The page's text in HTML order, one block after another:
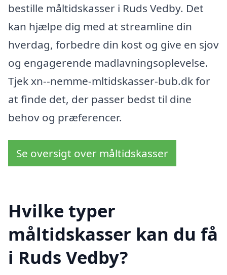
bestille måltidskasser i Ruds Vedby. Det
kan hjælpe dig med at streamline din
hverdag, forbedre din kost og give en sjov
og engagerende madlavningsoplevelse.
Tjek xn--nemme-mltidskasser-bub.dk for
at finde det, der passer bedst til dine
behov og præferencer.
Se oversigt over måltidskasser
Hvilke typer
måltidskasser kan du få
i Ruds Vedby?